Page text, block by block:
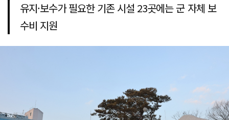
유지·보수가 필요한 기존 시설 23곳에는 군 자체 보
수비 지원